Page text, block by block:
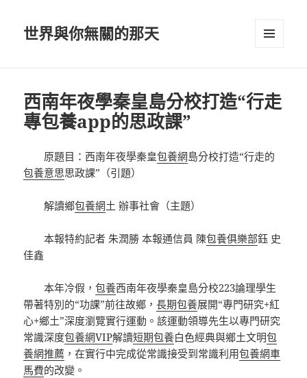
世界與你無關的那天
西南年夜學秦皇島分校打造“行走
專包養app的思政課”
原題目：西南年夜學秦皇包養網島分校打造“行走的
包養意思思政課”（引題）
解讀鄉包養網土 辦事社會（主題）
本報特約記者 朱潤勝 本報通信員 陳包養俱樂部鈺 史
佳鑫
本年冷假，包養西南年夜學秦皇島分校223論理學生
帶著特別的“功課”前往故鄉，長期包養展開“專門研究+紅
心+鄉土”深度瀏覽實行運動。該運動領導先生以專門研究
常識深度包養網VIP解讀短期包養白色經典與鄉土文明包
養網推薦 ，在實行中完成從常識接受到常識利用包養網車
馬費的改變。